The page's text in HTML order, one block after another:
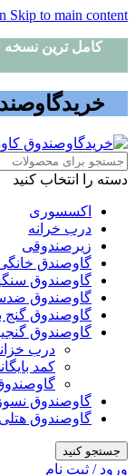
Skip to main content
کامل ترین نسخه
دسته را انتخاب کنید
اکسسوری
درب خرانه
زیرصندوقی
گاوصندق
گاوصندوق
گاوصندوق
گاوصندوق گنج
گاوصندوق
درب
کمد
گاوصندوق
گاوصندوق هتلی
جستجو کنید
ورود / ثبت نام